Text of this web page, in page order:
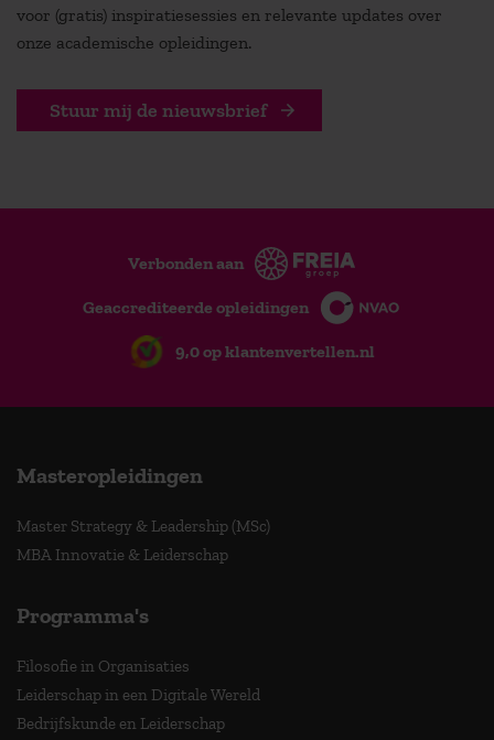
voor (gratis) inspiratiesessies en relevante updates over
onze academische opleidingen.
Stuur mij de nieuwsbrief
Verbonden aan
Geaccrediteerde opleidingen
9,0 op klantenvertellen.nl
Masteropleidingen
Master Strategy & Leadership (MSc)
MBA Innovatie & Leiderschap
Programma's
Filosofie in Organisaties
Leiderschap in een Digitale Wereld
Bedrijfskunde en Leiderschap